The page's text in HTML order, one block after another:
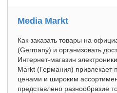
Media Markt
Как заказать товары на
(Germany) и организовать
Интернет-магазин
Markt (Германия) привлекает
ценами и широким
представлено разнообразие